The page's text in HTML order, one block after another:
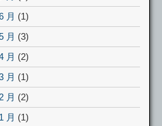
月 (1)
月 (3)
月 (2)
月 (1)
月 (2)
月 (1)